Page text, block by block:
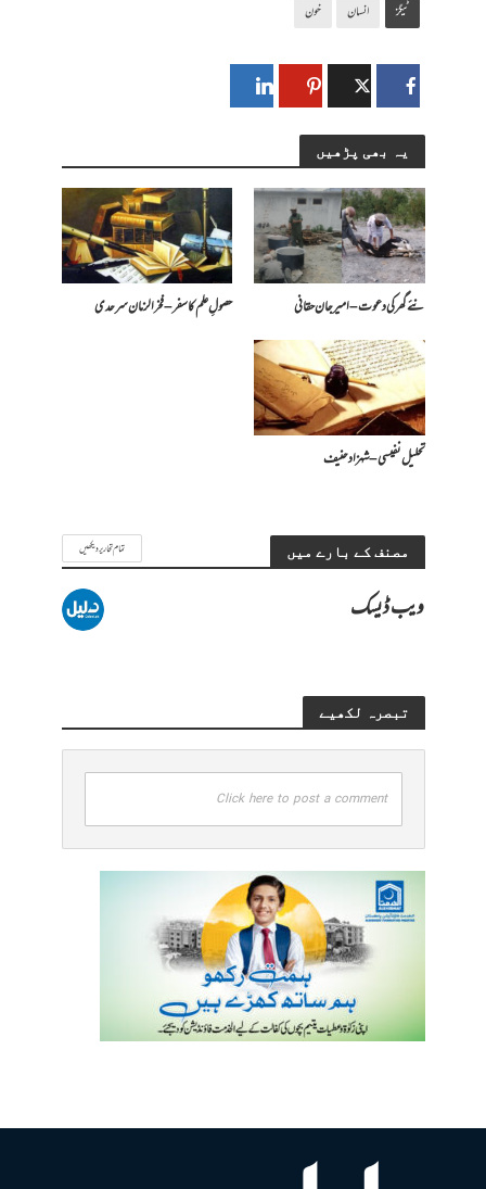
ٹیگز انسان خون
یہ بھی پڑھیں
نئے گھر کی دعوت – امیرجان حقانی حصولِ علم کا سفر – فخرالزمان سرحدی
تحلیل نفیسی – شہزاد حنیف
مصنف کے بارے میں تمام تحاریر دیکھیں
ویب ڈیسک
تبصرہ لکھیے
Click here to post a comment